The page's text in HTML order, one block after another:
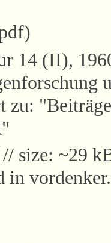
14 (II),
zu:
size: ~29
in